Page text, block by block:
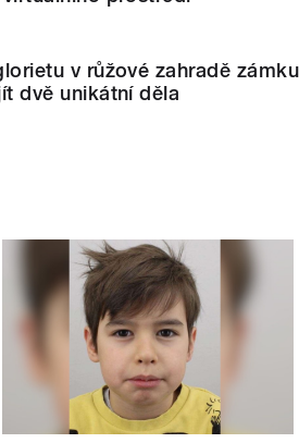
v růžové zahradě
dvě unikátní děla